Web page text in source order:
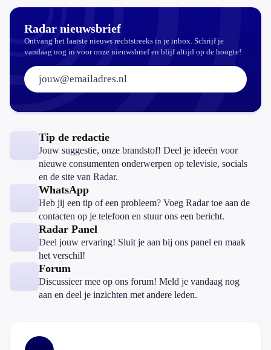
Radar nieuwsbrief
Ontvang het laatste nieuws rechtstreeks in je inbox. Schrijf je
vandaag nog in voor onze nieuwsbrief en blijf altijd op de hoogte!
E-mailadres:
Tip de redactie
Jouw suggestie, onze brandstof! Deel je ideeën voor
nieuwe consumenten onderwerpen op televisie, socials
en de site van Radar.
WhatsApp
Heb jij een tip of een probleem? Voeg Radar toe aan de
contacten op je telefoon en stuur ons een bericht.
Radar Panel
Deel jouw ervaring! Sluit je aan bij ons panel en maak
het verschil!
Forum
Discussieer mee op ons forum! Meld je vandaag nog
aan en deel je inzichten met andere leden.